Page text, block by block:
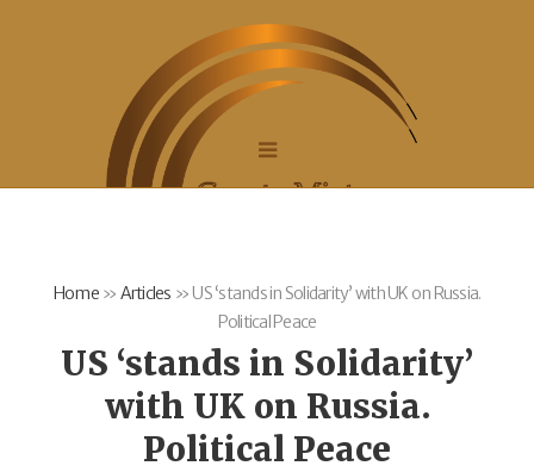
Home» Articles » US ‘stands in Solidarity’ with UK on Russia.
Political Peace
US ‘stands in Solidarity’
with UK on Russia.
Political Peace